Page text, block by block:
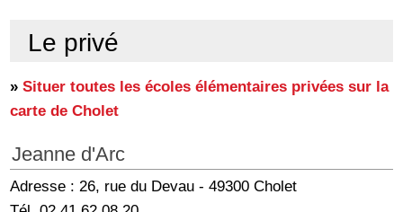
Le privé
»Situer toutes les écoles élémentaires privées sur la
carte de Cholet
Jeanne d'Arc
Adresse : 26, rue du Devau - 49300 Cholet